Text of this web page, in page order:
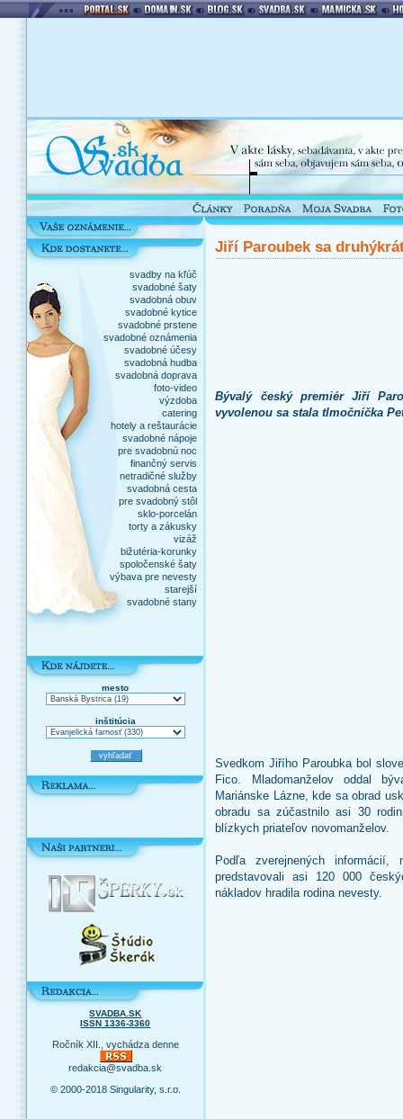
svadby na kľúč
svadobné šaty
svadobná obuv
svadobné kytice
svadobné prstene
svadobné oznámenia
svadobné účesy
svadobná hudba
svadobná doprava
foto-video
výzdoba
catering
hotely a reštaurácie
svadobné nápoje
pre svadobnú noc
finančný servis
netradičné služby
svadobná cesta
pre svadobný stôl
sklo-porcelán
torty a zákusky
vizáž
bižutéria-korunky
spoločenské šaty
výbava pre nevesty
starejší
svadobné stany
mesto
inštitúcia
SVADBA.SK
ISSN 1336-3360
Ročník XII., vychádza denne
redakcia@svadba.sk
© 2000-2018 Singularity, s.r.o.
Jiří Paroubek sa
Bývalý český premiér Jiří
vyvolenou sa stala tlmočníčka
Svedkom Jiřího Paroubka bol
Fico. Mladomanželov oddal
Mariánske Lázne, kde sa obrad
obradu sa zúčastnilo asi 30
blízkych priateľov novomanželov.
Podľa zverejnených informácií,
predstavovali asi 120 000
nákladov hradila rodina nevesty.